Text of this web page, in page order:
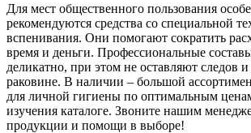
Для мест общественного пользования
рекомендуются средства со специальной
вспенивания. Они помогают сократить
время и деньги. Профессиональные
деликатно, при этом не оставляют следов и
раковине. В наличии – большой
для личной гигиены по оптимальным
изучения каталоге. Звоните нашим
продукции и помощи в выборе!